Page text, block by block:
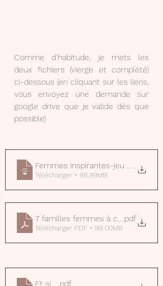
Comme d'habitude, je mets les
deux fichiers (vierge et complété)
ci-dessous (en cliquant sur les liens,
vous envoyez une demande sur
google drive que je valide dès que
possible)
Femmes inspirantes-jeu de 7
Télécharger • 98.99MB
7 familles femmes à compléter
.pdf
Télécharger PDF • 99.00MB
Et si ... .pdf